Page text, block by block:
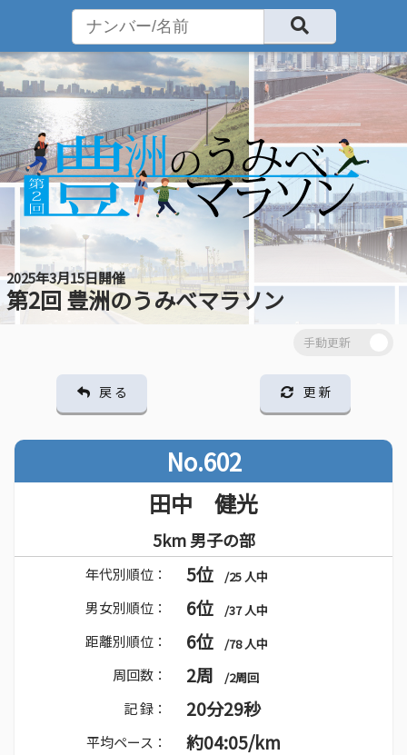
2025年3月15日開催
第2回 豊洲のうみべマラソン
戻 る 更 新
No.602
田中 健光
5km 男子の部
年代別順位： 5位 /25 人中
男女別順位： 6位 /37 人中
距離別順位： 6位 /78 人中
周回数： 2周 /2周回
記 録： 20分29秒
平均ペース： 約04:05/km